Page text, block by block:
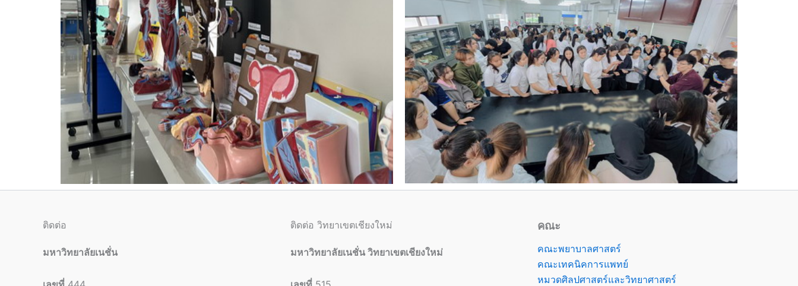
ติดต่อ
มหาวิทยาลัยเนชั่น
ติดต่อ วิทยาเขตเชียงใหม่
มหาวิทยาลัยเนชั่น วิทยาเขตเชียงใหม่
คณะ
คณะพยาบาลศาสตร์
คณะเทคนิคการแพทย์
หมวดศิลปศาสตร์และวิทยาศาสตร์